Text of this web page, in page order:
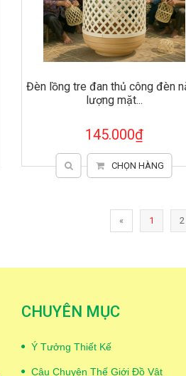
Đèn lồng tre đan thủ công đèn
lượng mặt...
145.000₫
CHỌN HÀNG
« 1 2
CHUYÊN MỤC
Ý Tưởng Thiết Kế
Câu Chuyện Thế Giới Đồ Vật